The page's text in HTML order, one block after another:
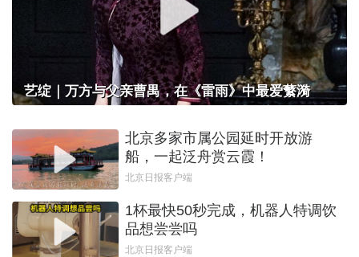
艺绽｜万方与父亲曹禺，在《雷雨》中最爱蘩漪
北京多家市属公园延时开放游
船，一起泛舟赏云霞！
北京日报客户端
1杯最快50秒完成，机器人特调饮
品想尝尝吗
北京日报客户端